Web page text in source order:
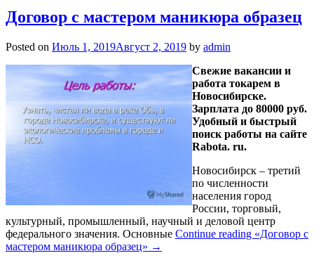
Договор с мастером маникюра образец
Posted on Июль 1, 2019Август 2, 2019 by admin
Свежие вакансии и
работа токарем в
Новосибирске.
Зарплата до 80000 руб.
Удобный и быстрый
поиск работы на сайте
Rabota. ru.
Новосибирск – третий
по численности
населения город
России, торговый,
культурный, промышленный, научный и деловой центр
федерального значения. Основные Continue reading «Договор с
мастером маникюра образец» →